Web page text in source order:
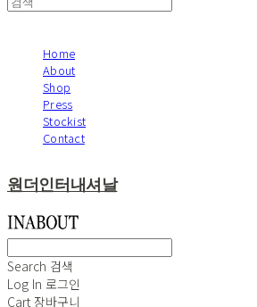
Home
About
Shop
Press
Stockist
Contact
원더인터내셔날
Search 검색
Log In 로그인
Cart 장바구니